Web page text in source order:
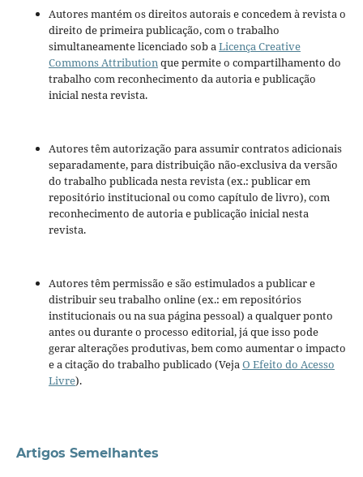
Autores mantém os direitos autorais e concedem à revista o
direito de primeira publicação, com o trabalho
simultaneamente licenciado sob aLicença Creative
Commons Attributionque permite o compartilhamento do
trabalho com reconhecimento da autoria e publicação
inicial nesta revista.
Autores têm autorização para assumir contratos adicionais
separadamente, para distribuição não-exclusiva da versão
do trabalho publicada nesta revista (ex.: publicar em
repositório institucional ou como capítulo de livro), com
reconhecimento de autoria e publicação inicial nesta
revista.
Autores têm permissão e são estimulados a publicar e
distribuir seu trabalho online (ex.: em repositórios
institucionais ou na sua página pessoal) a qualquer ponto
antes ou durante o processo editorial, já que isso pode
gerar alterações produtivas, bem como aumentar o impacto
e a citação do trabalho publicado (VejaO Efeito do Acesso
Livre).
Artigos Semelhantes